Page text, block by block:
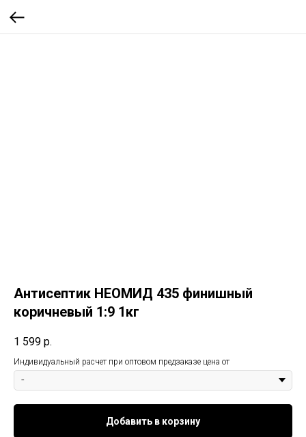
Антисептик НЕОМИД 435 финишный
коричневый 1:9 1кг
1 599 р.
Индивидуальный расчет при оптовом предзаказе цена от
Добавить в корзину